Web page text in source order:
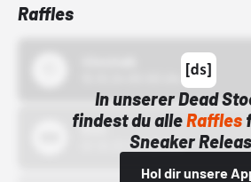
Raffles
In unserer Dead
findest du alleRaffles
Sneaker
Hol dir unsere
Bstn
01.10.22 00:00 Uhr